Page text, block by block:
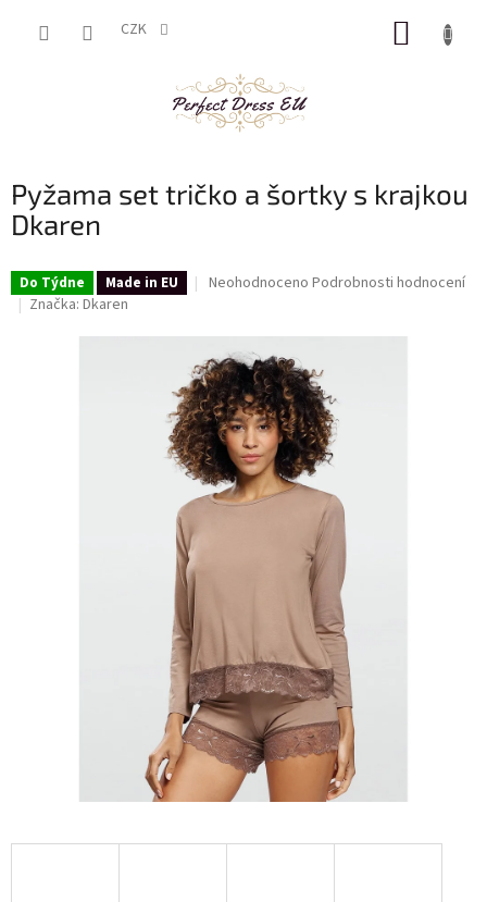
CZK
Pyžama set tričko a šortky s krajkou
Dkaren
Do Týdne Made in EU
Průměrné
je
0,0
z
5
hvězdiček.
Neohodnoceno Podrobnosti hodnocení
Značka: Dkaren